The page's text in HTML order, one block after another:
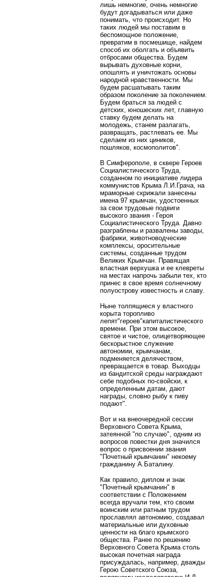
лишь немногие, очень немногие
будут догадываться или даже
понимать, что происходит. Но
таких людей мы поставим в
беспомощное положение,
превратим в посмешище, найдем
способ их оболгать и объявить
отбросами общества. Будем
вырывать духовные корни,
опошлять и уничтожать основы
народной нравственности. Мы
будем расшатывать таким
образом поколение за поколением.
Будем браться за людей с
детских, юношеских лет, главную
ставку будем делать на
молодежь, станем разлагать,
развращать, растлевать ее. Мы
сделаем из них циников,
пошляков, космополитов".
В Симферополе, в сквере Героев
Социалистического Труда,
созданном по инициативе лидера
коммунистов Крыма Л.И.Грача, на
мраморные скрижали занесены
имена 97 крымчан, удостоенных
за свои трудовые подвиги
высокого звания - Героя
Социалистического Труда. Давно
разграблены и развалены заводы,
фабрики, животноводческие
комплексы, оросительные
системы, созданные трудом
Великих Крымчан. Правящая
властная верхушка и ее клевреты
на местах напрочь забыли тех, кто
принес в свое время солнечному
полуострову известность и славу.
Ныне толпящиеся у властного
корыта торопливо
лепят"героев"капиталистического
времени. При этом высокое,
святое и чистое, олицетворяющее
бескорыстное служение
автономии, крымчанам,
подменяется делячеством,
превращается в товар. Выходцы
из бандитской среды награждают
себе подобных по-свойски, к
определенным датам, дают
награды, словно рыбу к пиву
подают".
Вот и на внеочередной сессии
Верховного Совета Крыма,
затеянной "по случаю", одним из
вопросов повестки дня значился
вопрос о присвоении звания
"Почетный крымчанин" некоему
гражданину А.Баталину.
Как правило, диплом и знак
"Почетный крымчанин" в
соответствии с Положением
всегда вручали тем, кто своим
воинским или ратным трудом
прославлял автономию, создавал
материальные или духовные
ценности на благо крымского
общества. Ранее по решению
Верховного Совета Крыма столь
высокая почетная награда
присуждалась, например, дважды
Герою Советского Союза,